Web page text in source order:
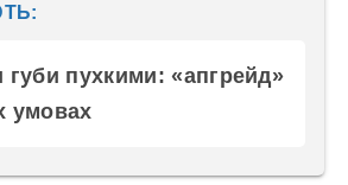
губи пухкими: «апгрейд»
умовах